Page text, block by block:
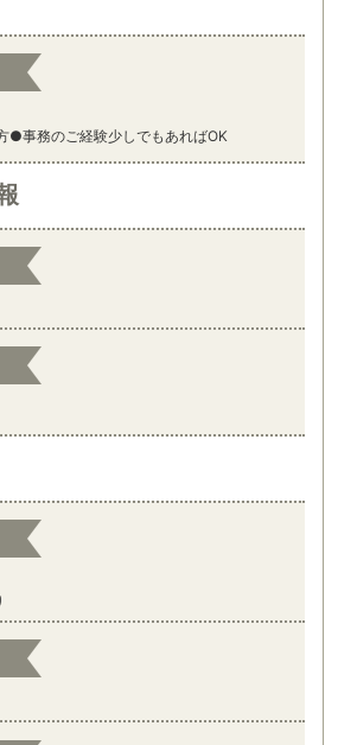
●事務のご経験少しでもあればOK